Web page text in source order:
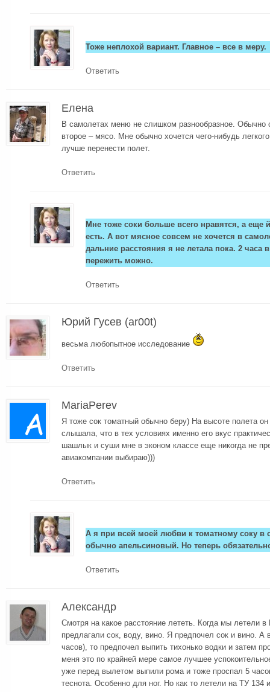
Тоже неплохой вариант. Главное – все в меру.
Ответить
Елена
В самолетах меню не слишком разнообразное. Обычно
второе – мясо. Мне обычно хочется чего-нибудь
лучше перенести полет.
Ответить
Мне тоже соки больше всего нравятся, а еще
есть. А вот мясное совсем не хочется в
дальние расстояния я не летала пока. 2 часа
пережить можно.
Ответить
Юрий Гусев (ar00t)
весьма любопытное исследование
Ответить
MariaPerev
Я тоже сок томатный обычно беру) На высоте полета он
слышала, что в тех условиях именно его вкус
шашлык и суши мне в эконом классе еще никогда не
авиакомпании выбираю)))
Ответить
А я при всей моей любви к томатному соку в
обычно апельсиновый. Но теперь
Ответить
Александр
Смотря на какое расстояние лететь. Когда мы летели
предлагали сок, воду, вино. Я предпочел сок и вино. А
часов), то предпочел выпить тихонько водки и затем
меня это по крайней мере самое лучшее
уже перед вылетом выпили рома и тоже проспал 5
теснота. Особенно для ног. Но как то летели на ТУ 134